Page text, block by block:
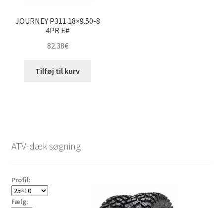
JOURNEY P311 18×9.50-8
4PR E#
82.38€
Tilføj til kurv
ATV-dæk søgning
Profil:
Fælg: